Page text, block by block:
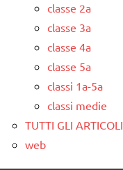
classe 2a
classe 3a
classe 4a
classe 5a
classi 1a-5a
classi medie
TUTTI GLI ARTICOLI
web